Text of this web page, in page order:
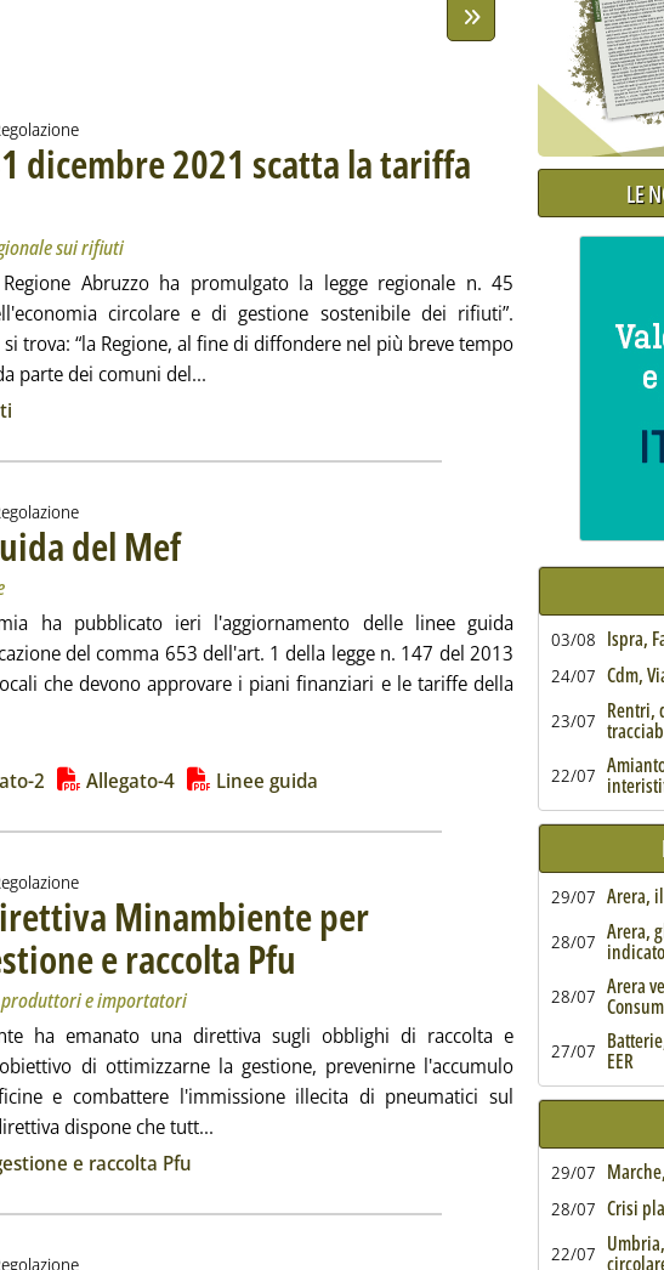
dicembre 2021 scatta la tariffa
sui rifiuti
Abruzzo ha promulgato la legge regionale n. 45
circolare e di gestione sostenibile dei rifiuti”.
trova: “la Regione, al fine di diffondere nel più breve tempo
parte dei comuni del... Leggi tutta la notizia: 'Abruzzo, dal 31 dicembre
notizia
del Mef. Sottotitolo: Per piani finanziari e tariffe
. Pubblicata giovedì 31 dicembre 2020 alle 9.58.
ha pubblicato ieri l'aggiornamento delle linee guida
del comma 653 dell'art. 1 della legge n. 147 del 2013
che devono approvare i piani finanziari e le tariffe della
notizia
2 Allegato-4 Linee guida
Minambiente per
e raccolta Pfu . Sottotitolo: Nuovi obblighi per gestori, produttori e importatori
. Pubblicata mercoledì 30 dicembre 2020 alle 12.56.
e importatori
ha emanato una direttiva sugli obblighi di raccolta e
di ottimizzarne la gestione, prevenirne l'accumulo
e combattere l'immissione illecita di pneumatici sul
dispone che tutt... Leggi tutta la notizia: 'Pneumatici, direttiva
notizia
e raccolta Pfu
LE
03/08 Ispra,
24/07 Cdm,
23/07 Rentri,
22/07
29/07 Arera,
28/07 Arera,
28/07 Arera
27/07 EER
29/07
28/07 Crisi
22/07